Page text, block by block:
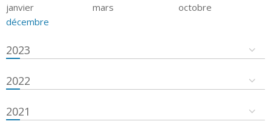
janvier mars
octobre
décembre
2023
2022
2021